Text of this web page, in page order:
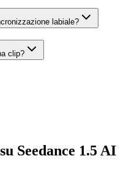
labiale?
clip?
Seedance 1.5 AI